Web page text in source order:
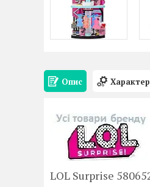
Опис
LOL Surprise